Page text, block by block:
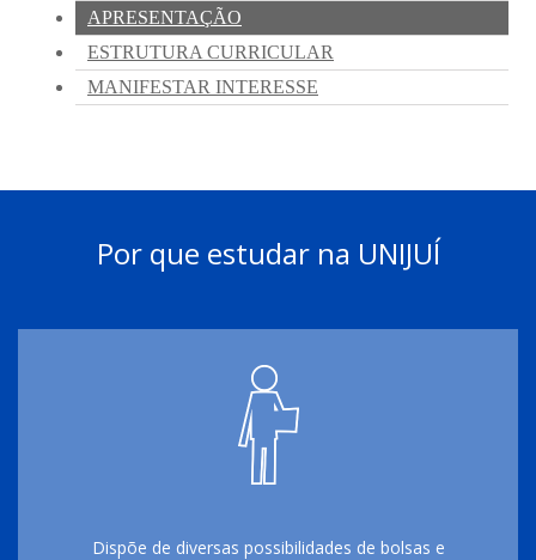
Por que estudar na UNIJUÍ
Dispõe de diversas possibilidades de bolsas e